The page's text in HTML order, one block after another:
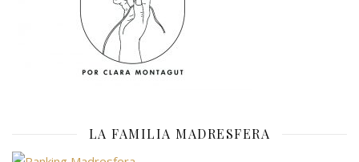
LA FAMILIA MADRESFERA